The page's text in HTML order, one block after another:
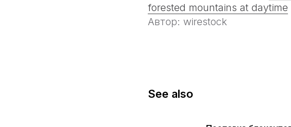
forested mountains at daytime
Автор: wirestock
See also